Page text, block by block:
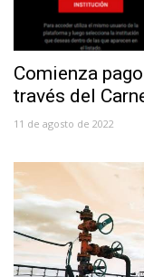
Comienza
través del
11 de agosto de 2022